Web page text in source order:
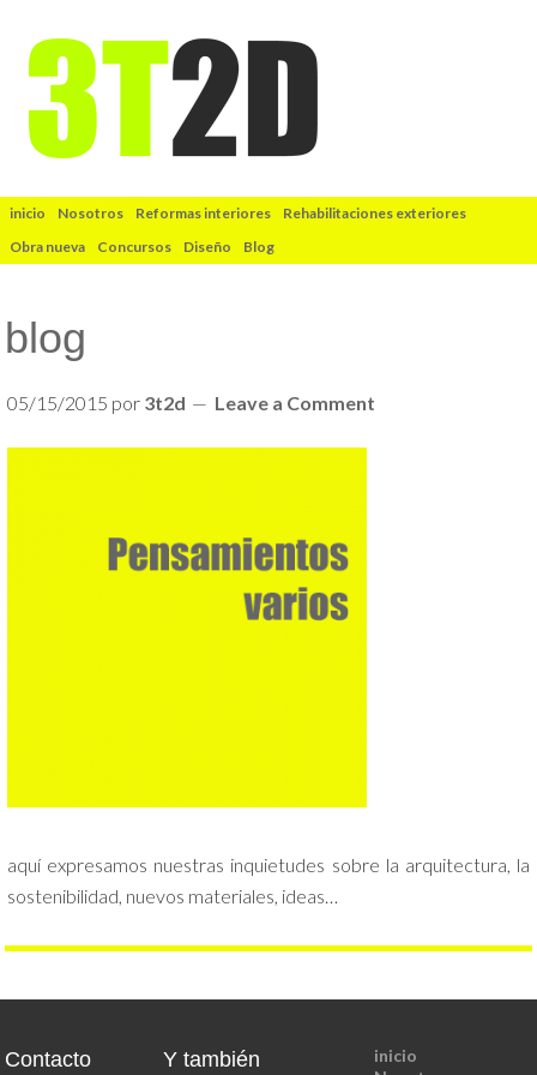
inicio Nosotros Reformas interiores
Rehabilitaciones exteriores
Obra nueva
Concursos Diseño Blog
blog
05/15/2015 por 3t2d Leave a Comment
aquí expresamos nuestras inquietudes sobre la arquitectura, la
sostenibilidad, nuevos materiales, ideas…
Contacto Y también
inicio